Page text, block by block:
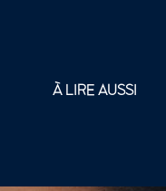
À LIRE AUSSI